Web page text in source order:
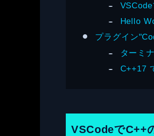
Hello
プラグイン
ターミ
C++17
VSCodeでC++